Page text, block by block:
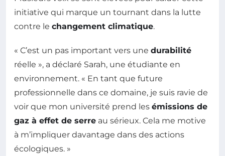
initiative qui marque un tournant dans la lutte
contre le changement climatique.
« C’est un pas important vers une durabilité
réelle », a déclaré Sarah, une étudiante en
environnement. « En tant que future
professionnelle dans ce domaine, je suis ravie de
voir que mon université prend les émissions de
gaz à effet de serre au sérieux. Cela me motive
à m’impliquer davantage dans des actions
écologiques. »